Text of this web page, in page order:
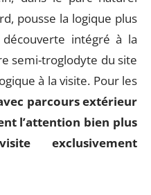
pousse la logique plus
intégré à la
semi-troglodyte du site
à la visite. Pour les
parcours extérieur
l’attention bien plus
exclusivement